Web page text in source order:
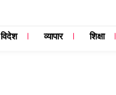
विदेश व्यापार शिक्षा